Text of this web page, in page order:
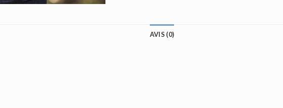
AVIS (0)